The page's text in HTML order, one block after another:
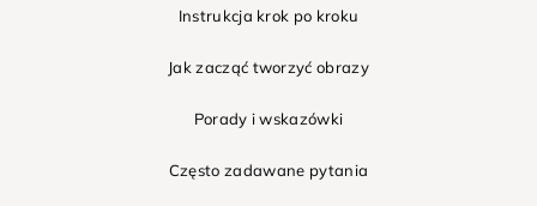
Instrukcja krok po kroku
Jak zacząć tworzyć obrazy
Porady i wskazówki
Często zadawane pytania